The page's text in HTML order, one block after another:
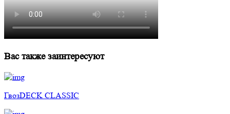
Вас также заинтересуют
ГвозDECK CLASSIC